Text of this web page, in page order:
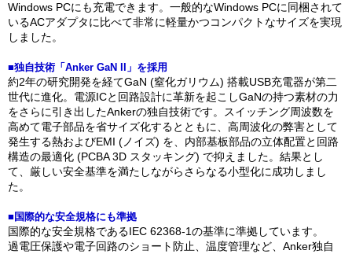
Windows PCにも充電できます。一般的なWindows PCに同梱されて
いるACアダプタに比べて非常に軽量かつコンパクトなサイズを実現
しました。
■独自技術「Anker GaN II」を採用
約2年の研究開発を経てGaN (窒化ガリウム) 搭載USB充電器が第二
世代に進化。電源ICと回路設計に革新を起こしGaNの持つ素材の力
をさらに引き出したAnkerの独自技術です。スイッチング周波数を
高めて電子部品を省サイズ化するとともに、高周波化の弊害として
発生する熱およびEMI (ノイズ) を、内部基板部品の立体配置と回路
構造の最適化 (PCBA 3D スタッキング) で抑えました。結果とし
て、厳しい安全基準を満たしながらさらなる小型化に成功しまし
た。
■国際的な安全規格にも準拠
国際的な安全規格であるIEC 62368-1の基準に準拠しています。
過電圧保護や電子回路のショート防止、温度管理など、Anker独自